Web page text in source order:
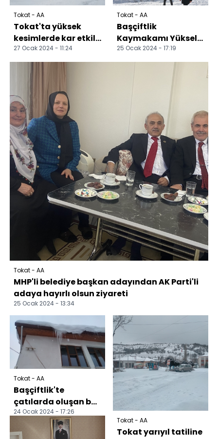
Tokat - AA
Tokat'ta yüksek
kesimlerde kar etkili
oldu
27 Ocak 2024 - 11:24
Tokat - AA
Başçiftlik
Kaymakamı Yüksel,
kayak merkezinde
incelemelerde
25 Ocak 2024 - 17:19
Tokat - AA
MHP'li belediye başkan adayından AK Parti'li
adaya hayırlı olsun ziyareti
25 Ocak 2024 - 13:34
Tokat - AA
Başçiftlik'te
çatılarda oluşan buz
sarkıtları
temizleniyor
24 Ocak 2024 - 17:26
Tokat - AA
Tokat yarıyıl tatiline